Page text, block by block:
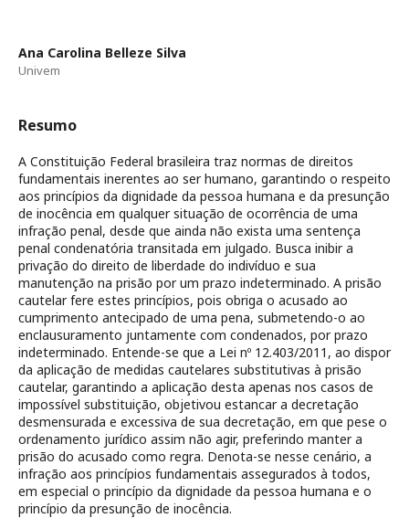
Ana Carolina Belleze Silva
Univem
Resumo
A Constituição Federal brasileira traz normas de direitos
fundamentais inerentes ao ser humano, garantindo o respeito
aos princípios da dignidade da pessoa humana e da presunção
de inocência em qualquer situação de ocorrência de uma
infração penal, desde que ainda não exista uma sentença
penal condenatória transitada em julgado. Busca inibir a
privação do direito de liberdade do indivíduo e sua
manutenção na prisão por um prazo indeterminado. A prisão
cautelar fere estes princípios, pois obriga o acusado ao
cumprimento antecipado de uma pena, submetendo-o ao
enclausuramento juntamente com condenados, por prazo
indeterminado. Entende-se que a Lei nº 12.403/2011, ao dispor
da aplicação de medidas cautelares substitutivas à prisão
cautelar, garantindo a aplicação desta apenas nos casos de
impossível substituição, objetivou estancar a decretação
desmensurada e excessiva de sua decretação, em que pese o
ordenamento jurídico assim não agir, preferindo manter a
prisão do acusado como regra. Denota-se nesse cenário, a
infração aos princípios fundamentais assegurados à todos,
em especial o princípio da dignidade da pessoa humana e o
princípio da presunção de inocência.